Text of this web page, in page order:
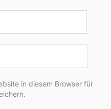
in diesem Browser für